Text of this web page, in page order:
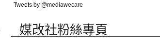
Tweets by @mediawecare
媒改社粉絲專頁